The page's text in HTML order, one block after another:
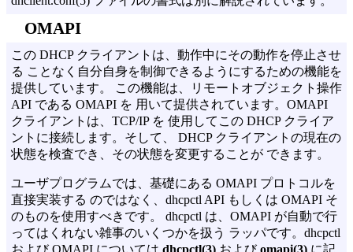
OMAPI
この DHCP クライアントは、動作中にその動作を停止させ
る ことなく自分自身を制御できるようにするための機能を
提供しています。 この機能は、リモートオブジェクト操作
API である OMAPI を 用いて提供されています。OMAPI
クライアントは、TCP/IP を 使用してこの DHCP クライア
ントに接続します。そして、 DHCP クライアントの現在の
状態を検査でき、その状態を変更することが できます。
ユーザプログラムでは、基礎にある OMAPI プロトコルを
直接実装する のではなく、dhcpctl API もしくは OMAPI そ
のものを使用すべきです。 dhcpctl は、OMAPI が自動で行
ってはくれない雑事のいくつかを扱う ラッパです。dhcpctl
および OMAPI については dhcpctl(3) およびomapi(3) に記